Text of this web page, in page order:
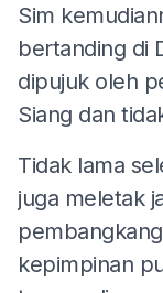
Sim
bertanding di
dipujuk oleh
Siang dan
Tidak lama
juga meletak
kepimpinan